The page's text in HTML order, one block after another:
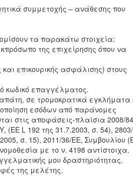
συμμετοχής – ανάθεσης που
τα παρακάτω στοιχεία:
της επιχείρησης όπου να
επικουρικής ασφάλισης) στους
κωδικό επαγγέλματος.
σε τρομοκρατικά εγκλήματα
εσόδων από παράνομες
στις αποφάσεις-πλαίσια 2008/
(ΕΕ L 192 της 31.7.2003, σ. 54),
σ. 15), 2011/36/ΕΕ, Συμβουλίου
με το ν. 4198 αντίστοιχα.
μου δραστηριότητας.
της μελέτης.